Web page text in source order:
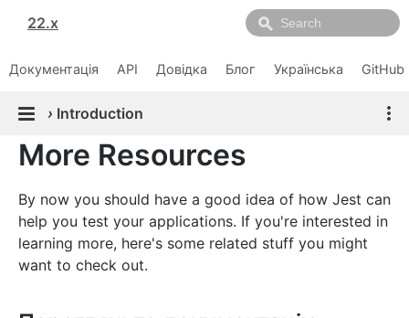
22.x
Документація API Довідка Блог Українська GitHub
› Introduction
More Resources
By now you should have a good idea of how Jest can
help you test your applications. If you're interested in
learning more, here's some related stuff you might
want to check out.